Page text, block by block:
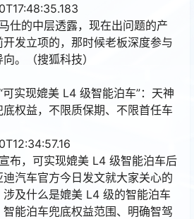
仕的中层透露，现在出问题的产
发立项的，那时候老板深度参与
。（搜狐科技）
实现媲美 L4 级智能泊车”：天神
权益，不限质保期、不限首任车
布，可实现媲美 L4 级智能泊车后
汽车官方今日发文就大家关心的
及什么是媲美 L4 级的智能泊车
能泊车兜底权益范围、明确智驾